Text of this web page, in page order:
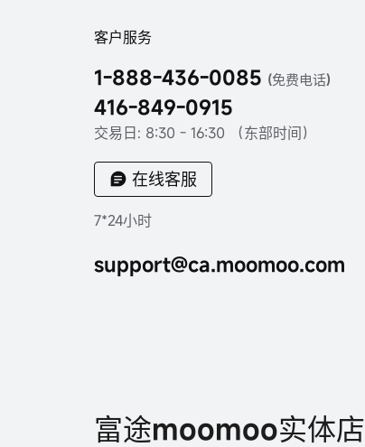
客户服务
1-888-436-0085 (免费电话)
416-849-0915
交易日: 8:30 - 16:30 （东部时间）
在线客服
7*24小时
support@ca.moomoo.com
富途moomoo实体店